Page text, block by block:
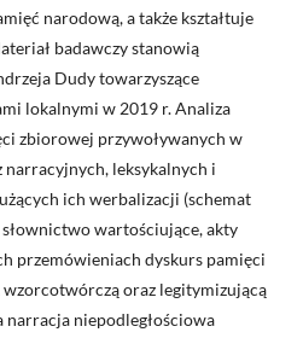
narodową, a także kształtuje
badawczy stanowią
Dudy towarzyszące
lokalnymi w 2019 r. Analiza
zbiorowej przywoływanych w
leksykalnych i
ich werbalizacji (schemat
wartościujące, akty
przemówieniach dyskurs pamięci
oraz legitymizującą
narracja niepodległościowa